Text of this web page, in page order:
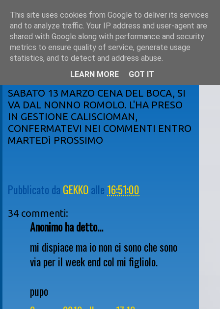
SABATO 13 MARZO CENA DEL BOCA, SI
VA DAL NONNO ROMOLO. L'HA PRESO
IN GESTIONE CALISCIOMAN,
CONFERMATEVI NEI COMMENTI ENTRO
MARTEDì PROSSIMO
Pubblicato da GEKKOalle 16:51:00
34 commenti:
Anonimo ha detto...
mi dispiace ma io non ci sono che sono
via per il week end col mi figliolo.
pupo
This site uses cookies from Google to deliver its services
and to analyze traffic. Your IP address and user-agent are
shared with Google along with performance and security
metrics to ensure quality of service, generate usage
statistics, and to detect and address abuse.
LEARN MORE
GOT IT